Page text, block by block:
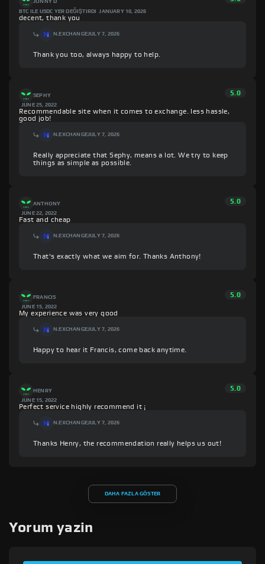
JONNY D
BTC ILE USDC YER DEĞIŞTIRDI
JANUARY 10, 2026
decent, thank you
N.EXCHANGEJULY 7, 2026
Thank you too, always happy to help.
SEPHY
JUNE 25, 2022
5.0
Recommendable site when it comes to exchange. less hassle,
good job!
N.EXCHANGEJULY 7, 2026
Really appreciate that Sephy, means a lot. We try to keep
things as simple as possible.
ANTHONY
JUNE 22, 2022
5.0
Fast and cheap
N.EXCHANGEJULY 7, 2026
That's exactly what we aim for. Thanks Anthony!
FRANCIS
JUNE 15, 2022
5.0
My experience was very good
N.EXCHANGEJULY 7, 2026
Happy to hear it Francis, come back anytime.
HENRY
JUNE 15, 2022
5.0
Perfect service highly recommend it ¡
N.EXCHANGEJULY 7, 2026
Thanks Henry, the recommendation really helps us out!
DAHA FAZLA GÖSTER
Yorum yazin